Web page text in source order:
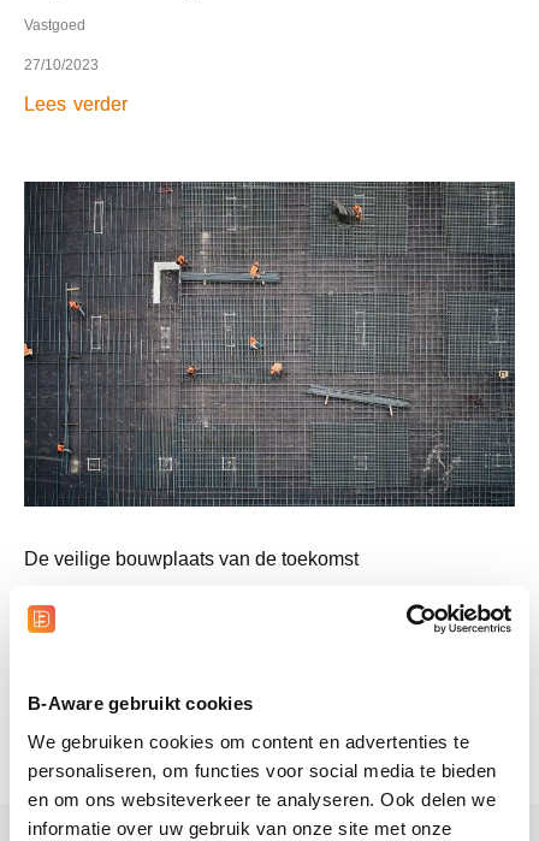
B-Aware gebruikt cookies
We gebruiken cookies om content en advertenties te
personaliseren, om functies voor social media te bieden
en om ons websiteverkeer te analyseren. Ook delen we
informatie over uw gebruik van onze site met onze
Vastgoed
27/10/2023
Lees verder
De veilige bouwplaats van de toekomst
28/09/2023